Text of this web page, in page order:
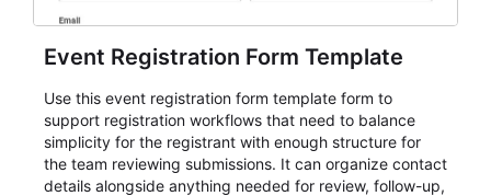
Event Registration Form Template
Use this event registration form template form to
support registration workflows that need to balance
simplicity for the registrant with enough structure for
the team reviewing submissions. It can organize contact
details alongside anything needed for review, follow-up,